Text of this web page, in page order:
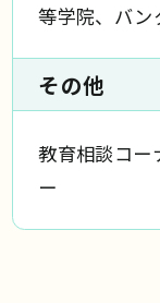
等学院、バン
その他
教育相談コー
ー